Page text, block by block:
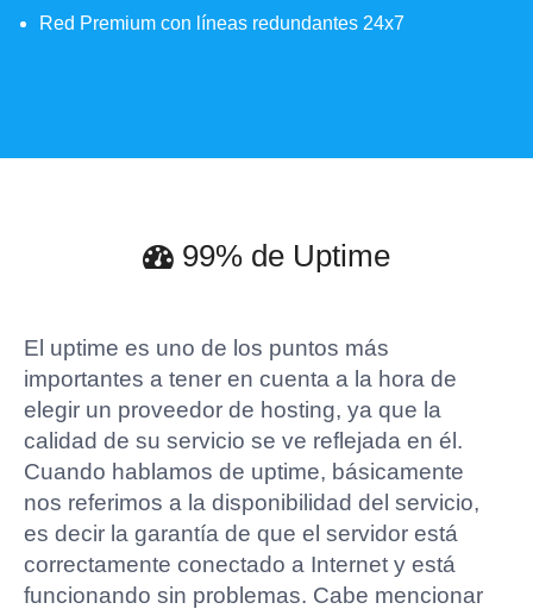
Red Premium con líneas redundantes 24x7
99% de Uptime
El uptime es uno de los puntos más
importantes a tener en cuenta a la hora de
elegir un proveedor de hosting, ya que la
calidad de su servicio se ve reflejada en él.
Cuando hablamos de uptime, básicamente
nos referimos a la disponibilidad del servicio,
es decir la garantía de que el servidor está
correctamente conectado a Internet y está
funcionando sin problemas. Cabe mencionar